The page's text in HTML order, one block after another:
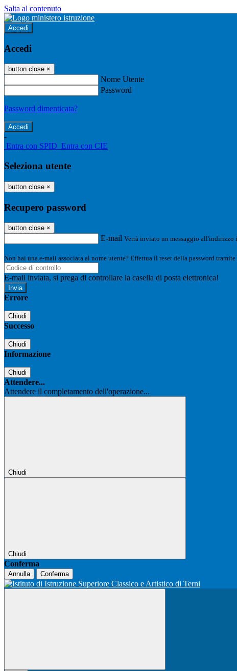
Salta al contenuto
Accedi
Accedi
button close ×
Nome Utente
Password
Password dimenticata?
-
Entra con SPID Entra con CIE
Seleziona utente
button close ×
Recupero password
button close ×
E-mail Verrà inviato un messaggio all'indirizzo
Non hai una e-mail associata al nome utente? Effettua il reset della password tramite
E-mail inviata, si prega di controllare la casella di posta elettronica!
Errore
Chiudi
Successo
Chiudi
Informazione
Chiudi
Attendere...
Attendere il completamento dell'operazione...
Chiudi
Chiudi
Conferma
Annulla Conferma